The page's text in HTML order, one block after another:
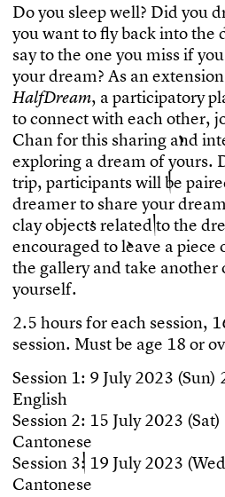
Doyou sleepwell? Didyoud
youwanttofybackintothe
saytothe one youmissifyou
yourdream? As anextension
HalfDream, a participatorypl
toconnectwitheachother, j
Chanforthis sharing andint
exploring a dream ofyours.
trip, participantswillbe paire
dreamerto share yourdream
clayobjectsrelatedtothe dre
encouragedtoleave a piece
the gallery andtake another
yourself.
2.5 hoursforeach session, 1
session. Mustbe age 18 orov
Session 1: 9 July 2023 (Sun)
English
Session 2: 15 July 2023 (Sat)
Cantonese
Session 3: 19 July 2023 (Wed
Cantonese